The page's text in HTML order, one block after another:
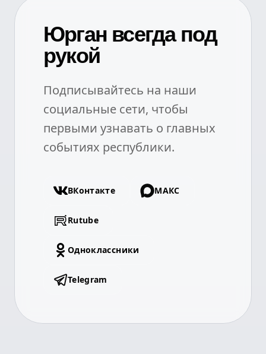
Юрган всегда под
рукой
Подписывайтесь на наши
социальные сети, чтобы
первыми узнавать о главных
событиях республики.
ВКонтакте МАКС
Rutube
Одноклассники
Telegram